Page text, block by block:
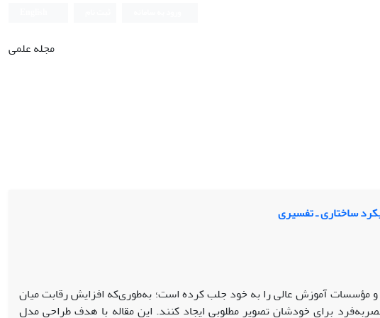
مجله علمی
ساختاری ـ تفسیری
آموزش عالی را به خود جلب کرده است؛ به‌طوری‌که افزایش رقابت میان
برای خودشان تصویر مطلوبی ایجاد کنند. این مقاله با هدف طراحی مدل